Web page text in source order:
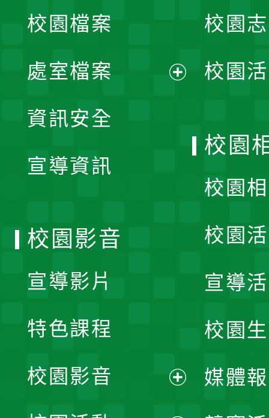
單
校園檔案
處室檔案
資訊安全
宣導資訊
校園
校園
校園
校園
校園
宣導
校園
媒體
校園影音
宣導影片
特色課程
校園影音